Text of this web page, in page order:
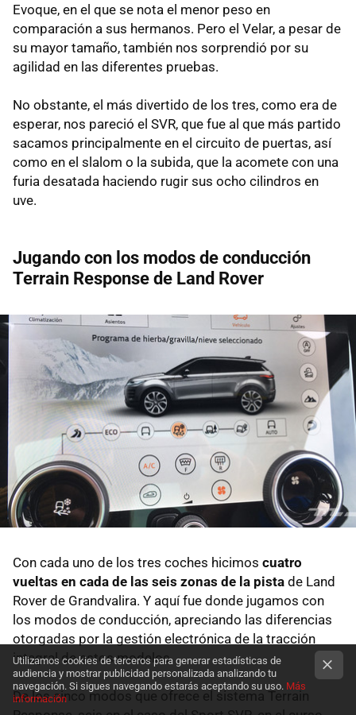
Evoque, en el que se nota el menor peso en
comparación a sus hermanos. Pero el Velar, a pesar de
su mayor tamaño, también nos sorprendió por su
agilidad en las diferentes pruebas.
No obstante, el más divertido de los tres, como era de
esperar, nos pareció el SVR, que fue al que más partido
sacamos principalmente en el circuito de puertas, así
como en el slalom o la subida, que la acomete con una
furia desatada haciendo rugir sus ocho cilindros en
uve.
Jugando con los modos de conducción
Terrain Response de Land Rover
Con cada uno de los tres coches hicimos cuatro
vueltas en cada de las seis zonas de la pista de Land
Rover de Grandvalira. Y aquí fue donde jugamos con
los modos de conducción, apreciando las diferencias
otorgadas por la gestión electrónica de la tracción
integral de estos modelos.
De los cinco modos que ofrece el sistema Terrain
Utilizamos cookies de terceros para generar estadísticas de
audiencia y mostrar publicidad personalizada analizando tu
navegación. Si sigues navegando estarás aceptando su uso. Más
información